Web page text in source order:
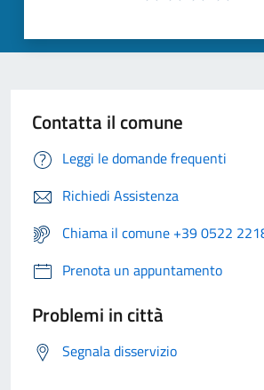
Contatta il comune
Leggi le domande frequenti
Richiedi Assistenza
Chiama il comune +39 0522
Prenota un appuntamento
Problemi in città
Segnala disservizio